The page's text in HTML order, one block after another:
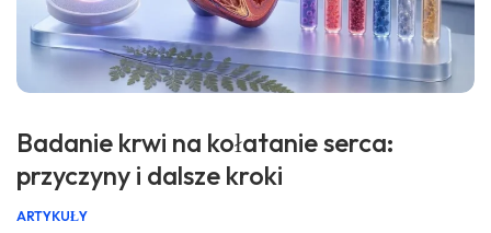
Badanie krwi na kołatanie serca:
przyczyny i dalsze kroki
ARTYKUŁY